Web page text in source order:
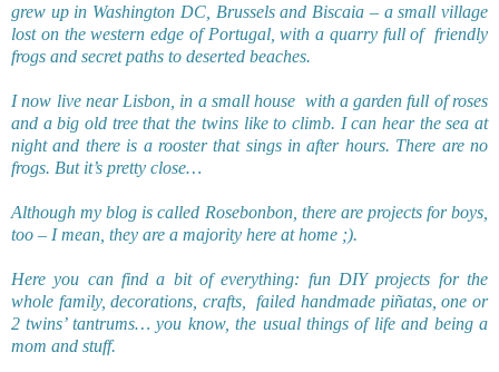
grew up in Washington DC, Brussels and Biscaia – a small village
lost on the western edge of Portugal, with a quarry full of friendly
frogs and secret paths to deserted beaches.
I now live near Lisbon, in a small house with a garden full of roses
and a big old tree that the twins like to climb. I can hear the sea at
night and there is a rooster that sings in after hours. There are no
frogs. But it’s pretty close…
Although my blog is called Rosebonbon, there are projects for boys,
too – I mean, they are a majority here at home ;).
Here you can find a bit of everything: fun DIY projects for the
whole family, decorations, crafts,
failed handmade piñatas, one or
2 twins’ tantrums… you know, the usual things of life and being a
mom and stuff.